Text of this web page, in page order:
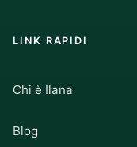
LINK RAPIDI
Chi è Ilana
Blog